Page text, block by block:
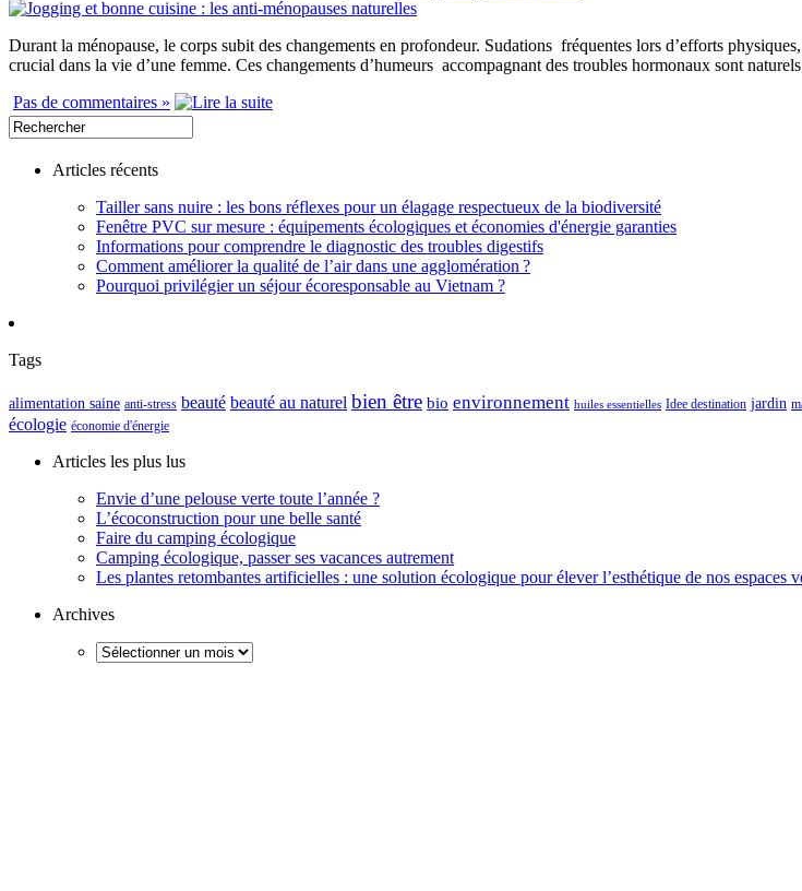
Durant la ménopause, le corps subit des changements en profondeur. Sudations fréquentes lors d’efforts
crucial dans la vie d’une femme. Ces changements d’humeurs accompagnant des troubles hormonaux sont
Pas de commentaires »
Articles récents
Tailler sans nuire : les bons réflexes pour un élagage respectueux de la biodiversité
Fenêtre PVC sur mesure : équipements écologiques et économies d'énergie garanties
Informations pour comprendre le diagnostic des troubles digestifs
Comment améliorer la qualité de l’air dans une agglomération ?
Pourquoi privilégier un séjour écoresponsable au Vietnam ?
Tags
alimentation saine anti-stress beauté beauté au naturel bien être bio environnement huiles essentielles Idee destination jardin
écologie économie d'énergie
Articles les plus lus
Envie d’une pelouse verte toute l’année ?
L’écoconstruction pour une belle santé
Faire du camping écologique
Camping écologique, passer ses vacances autrement
Les plantes retombantes artificielles : une solution écologique pour élever l’esthétique de nos espaces
Archives